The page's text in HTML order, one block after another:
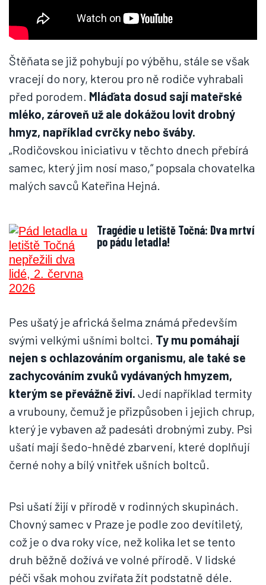
Štěňata se již pohybují po výběhu, stále se však
vracejí do nory, kterou pro ně rodiče vyhrabali
před porodem. Mláďata dosud sají mateřské
mléko, zároveň už ale dokážou lovit drobný
hmyz, například cvrčky nebo šváby.
„Rodičovskou iniciativu v těchto dnech přebírá
samec, který jim nosí maso,“ popsala chovatelka
malých savců Kateřina Hejná.
Tragédie u letiště Točná: Dva mrtví
po pádu letadla!
Pes ušatý je africká šelma známá především
svými velkými ušními boltci. Ty mu pomáhají
nejen s ochlazováním organismu, ale také se
zachycováním zvuků vydávaných hmyzem,
kterým se převážně živí. Jedí například termity
a vrubouny, čemuž je přizpůsoben i jejich chrup,
který je vybaven až padesáti drobnými zuby. Psi
ušatí mají šedo-hnědé zbarvení, které doplňují
černé nohy a bílý vnitřek ušních boltců.
Psi ušatí žijí v přírodě v rodinných skupinách.
Chovný samec v Praze je podle zoo devítiletý,
což je o dva roky více, než kolika let se tento
druh běžně dožívá ve volné přírodě. V lidské
péči však mohou zvířata žít podstatně déle.